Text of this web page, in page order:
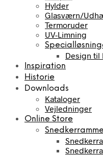
Hylder
Glasværn/
Termoruder
UV-Limning
Design til
Inspiration
Historie
Downloads
Kataloger
Vejledninger
Online Store